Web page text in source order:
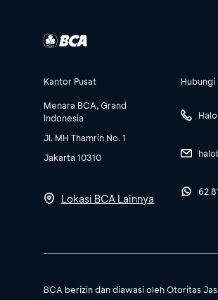
Kantor Pusat
Menara BCA, Grand
Indonesia
Jl. MH Thamrin No. 1
Jakarta 10310
Lokasi BCA Lainnya
Hubungi
62
BCA berizin dan diawasi oleh Otoritas